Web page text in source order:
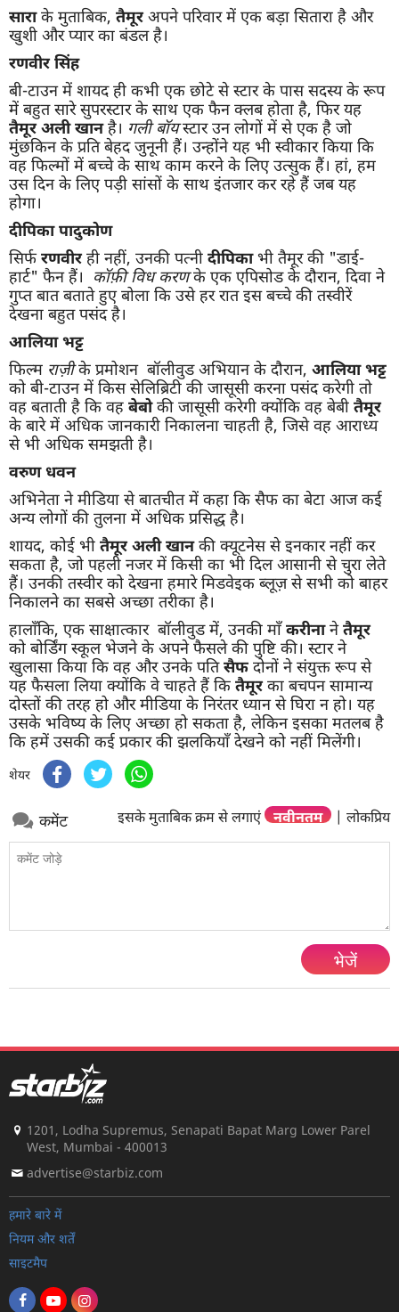
साराके मुताबिक, तैमूरअपने परिवार में एक बड़ा सितारा है और
खुशी और प्यार का बंडल है।
रणवीर सिंह
बी-टाउन में शायद ही कभी एक छोटे से स्टार के पास सदस्य के रूप
में बहुत सारे सुपरस्टार के साथ एक फैन क्लब होता है, फिर यह
तैमूर अली खानहै। गली बॉयस्टार उन लोगों में से एक है जो
मुंछकिन के प्रति बेहद जुनूनी हैं। उन्होंने यह भी स्वीकार किया कि
वह फिल्मों में बच्चे के साथ काम करने के लिए उत्सुक हैं। हां, हम
उस दिन के लिए पड़ी सांसों के साथ इंतजार कर रहे हैं जब यह
होगा।
दीपिका पादुकोण
सिर्फरणवीरही नहीं, उनकी पत्नी दीपिकाभी तैमूर की "डाई-
हार्ट" फैन हैं। कॉफ़ी विध करणके एक एपिसोड के दौरान, दिवा ने
गुप्त बात बताते हुए बोला कि उसे हर रात इस बच्चे की तस्वीरें
देखना बहुत पसंद है।
आलिया भट्ट
फिल्म राज़ीके प्रमोशन बॉलीवुड अभियान के दौरान, आलिया भट्ट
को बी-टाउन में किस सेलिब्रिटी की जासूसी करना पसंद करेगी तो
वह बताती है कि वह बेबोकी जासूसी करेगी क्योंकि वह बेबी तैमूर
के बारे में अधिक जानकारी निकालना चाहती है, जिसे वह आराध्य
से भी अधिक समझती है।
वरुण धवन
अभिनेता ने मीडिया से बातचीत में कहा कि सैफ का बेटा आज कई
अन्य लोगों की तुलना में अधिक प्रसिद्ध है।
शायद, कोई भी तैमूर अली खानकी क्यूटनेस से इनकार नहीं कर
सकता है, जो पहली नजर में किसी का भी दिल आसानी से चुरा लेते
हैं। उनकी तस्वीर को देखना हमारे मिडवेइक ब्लूज़ से सभी को बाहर
निकालने का सबसे अच्छा तरीका है।
हालाँकि, एक साक्षात्कार बॉलीवुड में, उनकी माँकरीनानेतैमूर
को बोर्डिंग स्कूल भेजने के अपने फैसले की पुष्टि की। स्टार ने
खुलासा किया कि वह और उनके पतिसैफ दोनों ने संयुक्त रूप से
यह फैसला लिया क्योंकि वे चाहते हैं कि तैमूरका बचपन सामान्य
दोस्तों की तरह हो और मीडिया के निरंतर ध्यान से घिरा न हो। यह
उसके भविष्य के लिए अच्छा हो सकता है, लेकिन इसका मतलब है
कि हमें उसकी कई प्रकार की झलकियाँ देखने को नहीं मिलेंगी।
शेयर
कमेंट इसके मुताबिक क्रम से लगाएं नवीनतम | लोकप्रिय
भेजें
1201, Lodha Supremus, Senapati Bapat Marg Lower Parel
West, Mumbai - 400013
advertise@starbiz.com
हमारे बारे में
नियम और शर्तें
साइटमैप